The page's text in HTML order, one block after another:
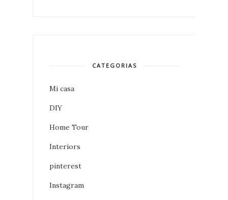
CATEGORIAS
Mi casa
DIY
Home Tour
Interiors
pinterest
Instagram